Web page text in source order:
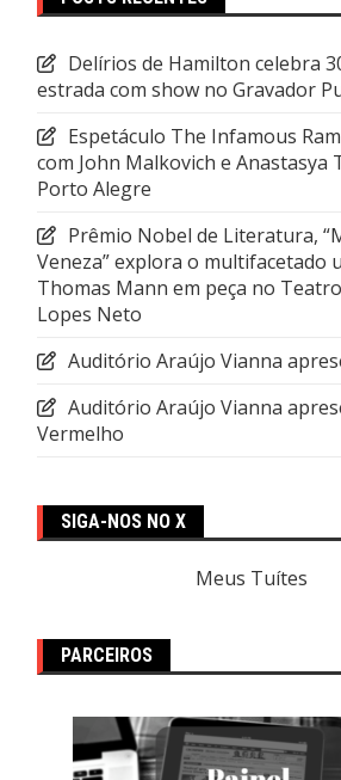
Delírios de Hamilton celebra
estrada com show no Gravador
Espetáculo The Infamous
com John Malkovich e Anastasya
Porto Alegre
Prêmio Nobel de Literatura,
Veneza” explora o multifacetado
Thomas Mann em peça no
Lopes Neto
Auditório Araújo Vianna
Auditório Araújo Vianna
Vermelho
SIGA-NOS NO X
Meus Tuítes
PARCEIROS